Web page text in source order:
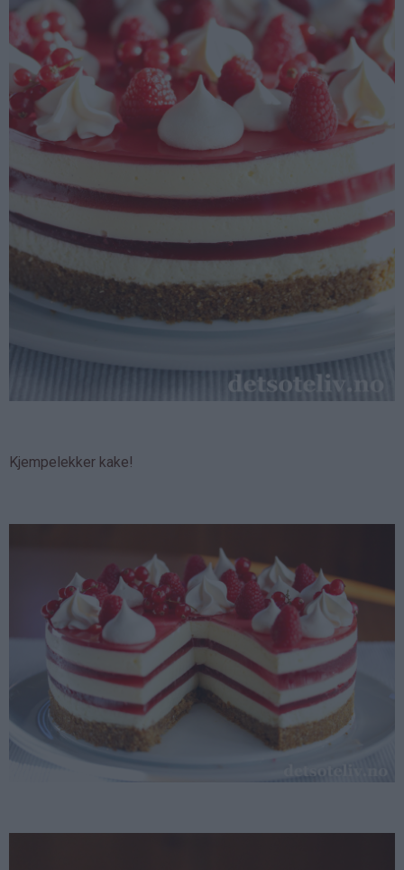
Kjempelekker kake!